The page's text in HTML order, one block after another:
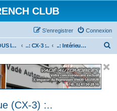
CLUB
Connexion
S’enregistrer
..: TOUS les Véhicules MAZDA :.. ..: CX-3 :.. ..: Intérieur / Electronique (CX-3) :..
(CX-3) :..